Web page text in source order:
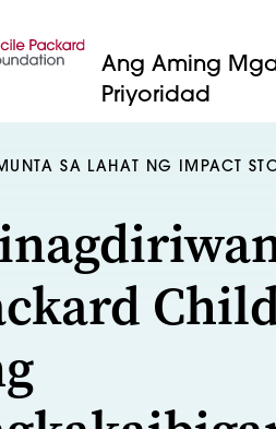
Ang Aming
Priyoridad
SA LAHAT NG IMPACT